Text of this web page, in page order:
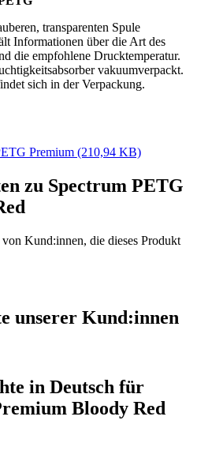
transparenten Spule
Informationen über die Art des
die empfohlene Drucktemperatur.
vakuumverpackt.
sich in der Verpackung.
Premium (210,94 KB)
zu Spectrum PETG
Kund:innen, die dieses Produkt
unserer Kund:innen
in Deutsch für
Bloody Red